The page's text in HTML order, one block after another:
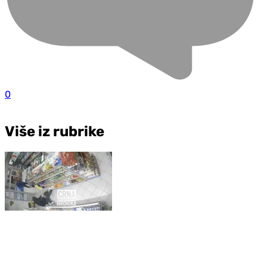
0
Više iz rubrike